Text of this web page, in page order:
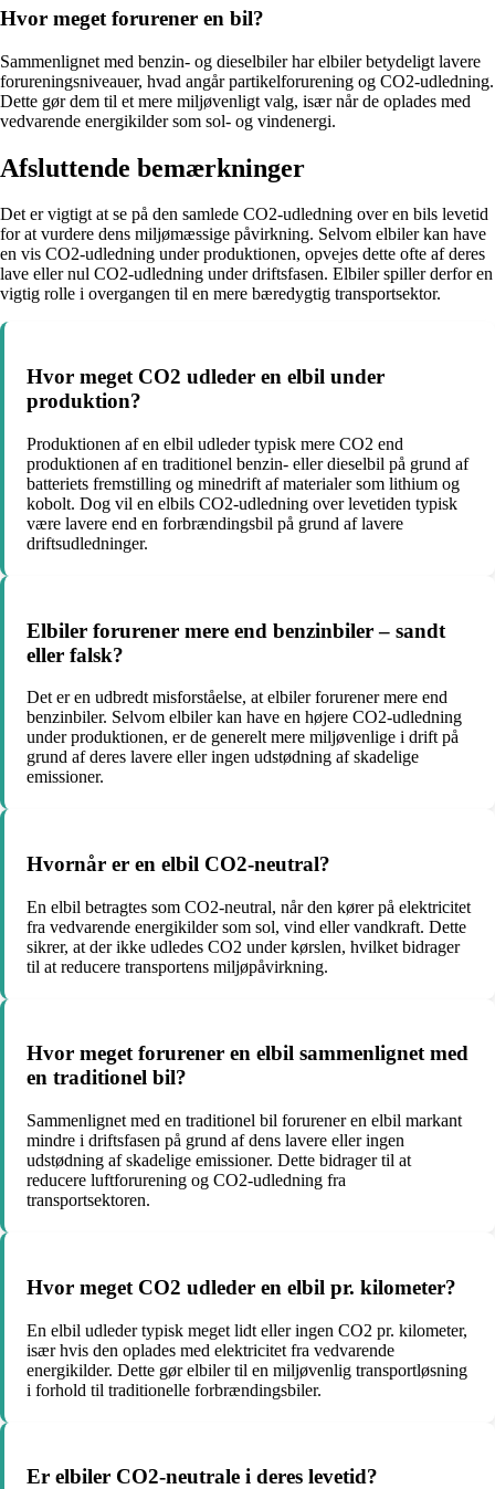
Hvor meget forurener en bil?
Sammenlignet med benzin- og dieselbiler har elbiler betydeligt lavere
forureningsniveauer, hvad angår partikelforurening og CO2-udledning.
Dette gør dem til et mere miljøvenligt valg, især når de oplades med
vedvarende energikilder som sol- og vindenergi.
Afsluttende bemærkninger
Det er vigtigt at se på den samlede CO2-udledning over en bils levetid
for at vurdere dens miljømæssige påvirkning. Selvom elbiler kan have
en vis CO2-udledning under produktionen, opvejes dette ofte af deres
lave eller nul CO2-udledning under driftsfasen. Elbiler spiller derfor en
vigtig rolle i overgangen til en mere bæredygtig transportsektor.
Hvor meget CO2 udleder en elbil under
produktion?
Produktionen af en elbil udleder typisk mere CO2 end
produktionen af en traditionel benzin- eller dieselbil på grund af
batteriets fremstilling og minedrift af materialer som lithium og
kobolt. Dog vil en elbils CO2-udledning over levetiden typisk
være lavere end en forbrændingsbil på grund af lavere
driftsudledninger.
Elbiler forurener mere end benzinbiler – sandt
eller falsk?
Det er en udbredt misforståelse, at elbiler forurener mere end
benzinbiler. Selvom elbiler kan have en højere CO2-udledning
under produktionen, er de generelt mere miljøvenlige i drift på
grund af deres lavere eller ingen udstødning af skadelige
emissioner.
Hvornår er en elbil CO2-neutral?
En elbil betragtes som CO2-neutral, når den kører på elektricitet
fra vedvarende energikilder som sol, vind eller vandkraft. Dette
sikrer, at der ikke udledes CO2 under kørslen, hvilket bidrager
til at reducere transportens miljøpåvirkning.
Hvor meget forurener en elbil sammenlignet med
en traditionel bil?
Sammenlignet med en traditionel bil forurener en elbil markant
mindre i driftsfasen på grund af dens lavere eller ingen
udstødning af skadelige emissioner. Dette bidrager til at
reducere luftforurening og CO2-udledning fra
transportsektoren.
Hvor meget CO2 udleder en elbil pr. kilometer?
En elbil udleder typisk meget lidt eller ingen CO2 pr. kilometer,
især hvis den oplades med elektricitet fra vedvarende
energikilder. Dette gør elbiler til en miljøvenlig transportløsning
i forhold til traditionelle forbrændingsbiler.
Er elbiler CO2-neutrale i deres levetid?